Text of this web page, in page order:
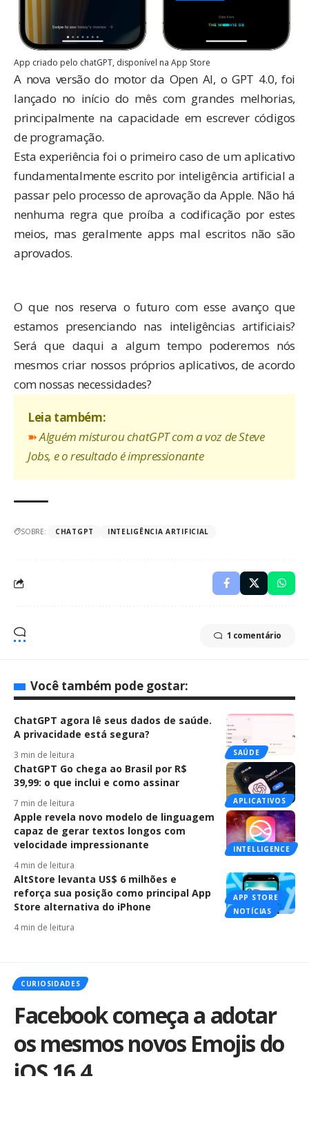
App criado pelo chatGPT, disponível na App Store
A nova versão do motor da Open AI, o GPT 4.0, foi
lançado no início do mês com grandes melhorias,
principalmente na capacidade em escrever códigos
de programação.
Esta experiência foi o primeiro caso de um aplicativo
fundamentalmente escrito por inteligência artificial a
passar pelo processo de aprovação da Apple. Não há
nenhuma regra que proíba a codificação por estes
meios, mas geralmente apps mal escritos não são
aprovados.
O que nos reserva o futuro com esse avanço que
estamos presenciando nas inteligências artificiais?
Será que daqui a algum tempo poderemos nós
mesmos criar nossos próprios aplicativos, de acordo
com nossas necessidades?
Leia também:
➽Alguém misturou chatGPT com a voz de Steve
Jobs, e o resultado é impressionante
SOBRE: CHATGPT INTELIGÊNCIA ARTIFICIAL
1 comentário
Você também pode gostar:
SAÚDE
ChatGPT agora lê seus dados de saúde.
A privacidade está segura?
3 min de leitura
APLICATIVOS
ChatGPT Go chega ao Brasil por R$
39,99: o que inclui e como assinar
7 min de leitura
INTELLIGENCE
Apple revela novo modelo de linguagem
capaz de gerar textos longos com
velocidade impressionante
4 min de leitura
APP STORE
NOTÍCIAS
AltStore levanta US$ 6 milhões e
reforça sua posição como principal App
Store alternativa do iPhone
4 min de leitura
CURIOSIDADES
Facebook começa a adotar
os mesmos novos Emojis do
iOS 16.4